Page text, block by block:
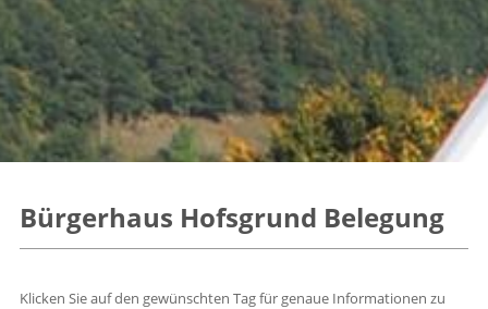
Bürgerhaus Hofsgrund Belegung
Klicken Sie auf den gewünschten Tag für genaue Informationen zu